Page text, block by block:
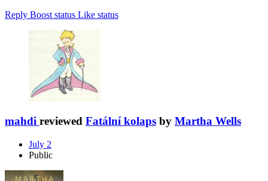
Reply Boost status Like status
mahdi reviewed Fatální kolaps by Martha Wells
July 2
Public